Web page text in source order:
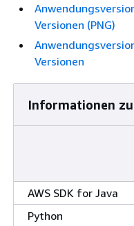
Versionen (PNG)
Versionen
Informationen
AWS SDK for Java
Python